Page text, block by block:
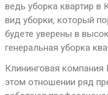
ведь уборка квартир в
вид уборки, который
будете уверены в
генеральная уборка
Клининговая компания
этом отношении ряд